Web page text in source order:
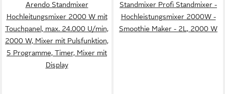
Arendo Standmixer
Hochleitungsmixer 2000 W mit
Touchpanel, max. 24.000 U/min,
2000 W, Mixer mit Pulsfunktion,
5 Programme, Timer, Mixer mit
Display
Standmixer Profi Standmixer -
Hochleistungsmixer 2000W -
Smoothie Maker - 2L, 2000 W